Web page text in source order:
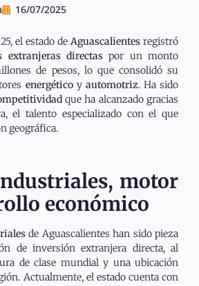
16/07/2025
el estado de Aguascalientes registró
extranjeras directas por un monto
de pesos, lo que consolidó su
energéticoy automotriz. Ha sido
que ha alcanzado gracias
el talento especializado con el que
geográfica.
motor
económico
de Aguascalientes han sido pieza
de inversión extranjera directa, al
de clase mundial y una ubicación
Actualmente, el estado cuenta con